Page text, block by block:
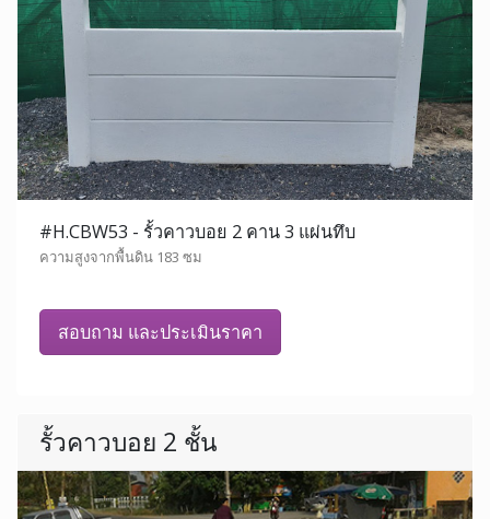
#H.CBW53 - รั้วคาวบอย 2 คาน 3 แผ่นทึบ
ความสูงจากพื้นดิน 183 ซม
สอบถาม และประเมินราคา
รั้วคาวบอย 2 ชั้น